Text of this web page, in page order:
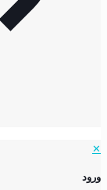
✕
ورود